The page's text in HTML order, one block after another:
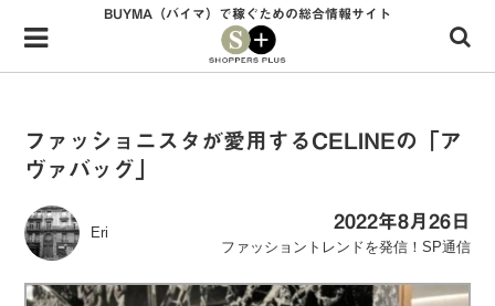
Menu
HOME
34歳独身OLバイマ実践記
無在庫で自由気ままに稼ぐ！バイマ実践記
BUYMA（バイマ）で稼ぐための総合情報サイト
ファッショニスタが愛用するCELINEの「ア
ヴァバッグ」
Eri
2022年8月26日
ファッショントレンドを発信！SP通信